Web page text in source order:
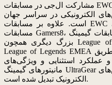
مشارکت ال‌جی در مسابقات EWC 2024 بخشی از تلاش‌های مداوم
الکترونیکی در سراسر جهان
است. علاوه بر مسابقات EWC و همچنین نسخه قبلی آن یعنی
مسابقات Gamers8، ال‌جی به صورت فعالانه در مسابقات گیمینگ
بزرگ دیگری همچون League of Legends Champions Korea و
League of Legends EMEA شرکت داشته است. ال‌جی از طریق
عملکرد استثنایی و ویژگی‌های
مانیتورهای گیمینگ UltraGear خودش به نامی معتبر در ورزش‌های
الکترونیک تبدیل شده است.